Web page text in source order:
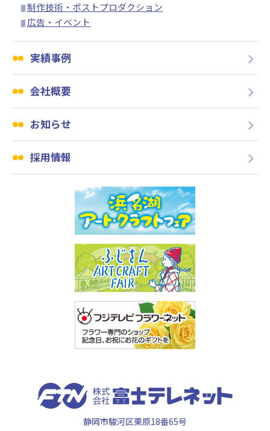
制作技術・ポストプロダクション
広告・イベント
実績事例
会社概要
お知らせ
採用情報
静岡市駿河区栗原18番65号